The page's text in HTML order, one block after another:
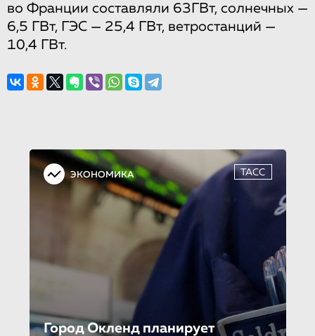
во Франции составляли 63ГВт, солнечных —
6,5 ГВт, ГЭС — 25,4 ГВт, ветростанций —
10,4 ГВт.
ЭКОНОМИКА ТАСС
Город Окленд планирует